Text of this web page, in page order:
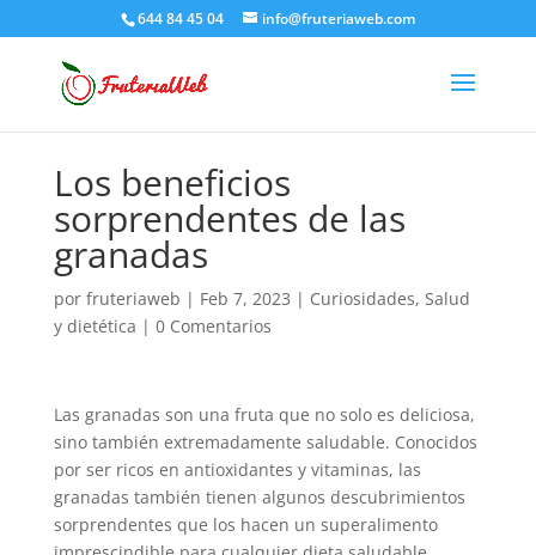
644 84 45 04 info@fruteriaweb.com
Los beneficios
sorprendentes de las
granadas
por fruteriaweb | Feb 7, 2023 | Curiosidades, Salud
y dietética | 0 Comentarios
Las granadas son una fruta que no solo es deliciosa,
sino también extremadamente saludable. Conocidos
por ser ricos en antioxidantes y vitaminas, las
granadas también tienen algunos descubrimientos
sorprendentes que los hacen un superalimento